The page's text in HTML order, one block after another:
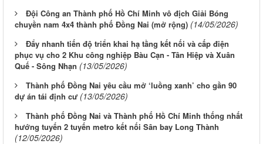
Đội Công an Thành phố Hồ Chí Minh vô địch Giải Bóng
chuyền nam 4x4 thành phố Đồng Nai (mở rộng) (14/05/2026)
Đẩy nhanh tiến độ triển khai hạ tầng kết nối và cấp điện
phục vụ cho 2 Khu công nghiệp Bàu Cạn - Tân Hiệp và Xuân
Quế - Sông Nhạn (13/05/2026)
Thành phố Đồng Nai yêu cầu mở ‘luồng xanh’ cho gần 90
dự án tái định cư (13/05/2026)
Thành phố Đồng Nai và Thành phố Hồ Chí Minh thống nhất
hướng tuyến 2 tuyến metro kết nối Sân bay Long Thành
(12/05/2026)